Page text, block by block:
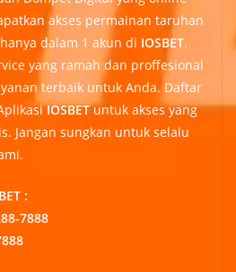
akses permainan taruhan
dalam 1 akun di IOSBET.
yang ramah dan proffesional
terbaik untuk Anda. Daftar
IOSBETuntuk akses yang
Jangan sungkan untuk selalu
:
7888